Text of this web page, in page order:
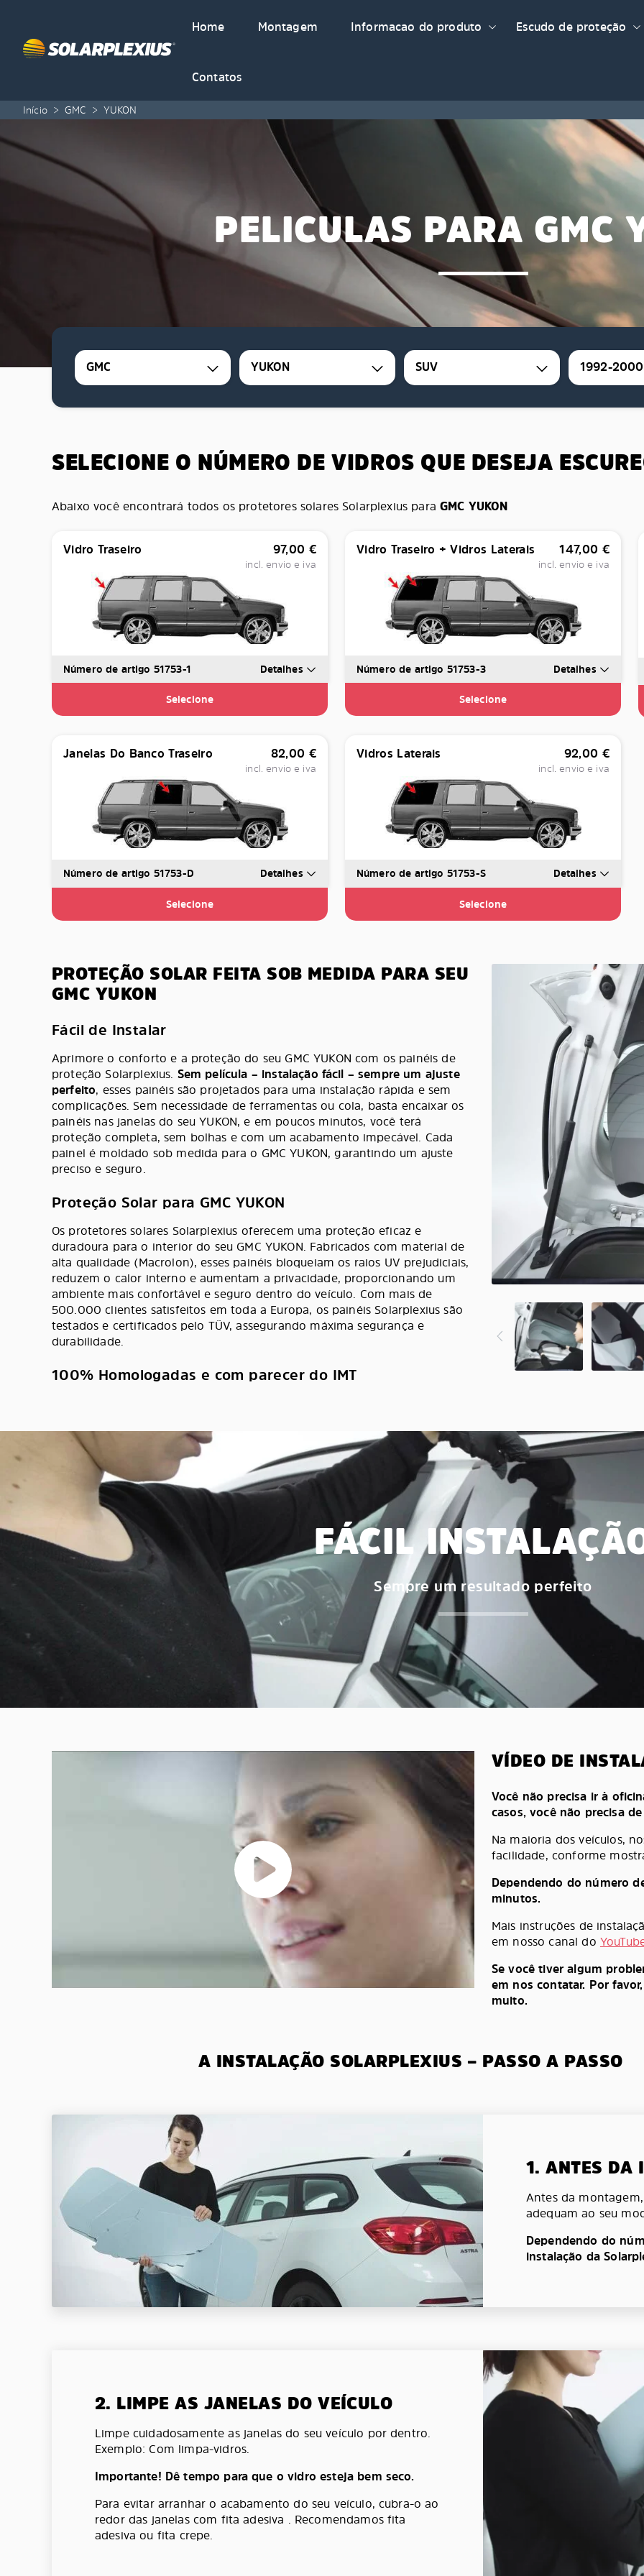
Home
Montagem Informacao do produto Escudo de proteção
Contatos
Início > GMC > YUKON
PELICULAS PARA GMC
GMC YUKON SUV 1992-2000
SELECIONE O NÚMERO DE VIDROS QUE DESEJA
Abaixo você encontrará todos os protetores solares Solarplexius paraGMC YUKON
Vidro Traseiro 97,00 €
incl. envio e iva
Número de artigo 51753-1 Detalhes
Selecione
Vidro Traseiro + Vidros Laterais 147,00 €
incl. envio e iva
Número de artigo 51753-3 Detalhes
Selecione
Janelas Do Banco Traseiro 82,00 €
incl. envio e iva
Número de artigo 51753-D Detalhes
Selecione
Vidros Laterais 92,00 €
incl. envio e iva
Número de artigo 51753-S Detalhes
Selecione
PROTEÇÃO SOLAR FEITA SOB MEDIDA PARA SEU
GMC YUKON
Fácil de Instalar
Aprimore o conforto e a proteção do seu GMC YUKON com os painéis de
proteção Solarplexius. Sem película – instalação fácil – sempre um ajuste
perfeito, esses painéis são projetados para uma instalação rápida e sem
complicações. Sem necessidade de ferramentas ou cola, basta encaixar os
painéis nas janelas do seu YUKON, e em poucos minutos, você terá
proteção completa, sem bolhas e com um acabamento impecável. Cada
painel é moldado sob medida para o GMC YUKON, garantindo um ajuste
preciso e seguro.
Proteção Solar para GMC YUKON
Os protetores solares Solarplexius oferecem uma proteção eficaz e
duradoura para o interior do seu GMC YUKON. Fabricados com material de
alta qualidade (Macrolon), esses painéis bloqueiam os raios UV prejudiciais,
reduzem o calor interno e aumentam a privacidade, proporcionando um
ambiente mais confortável e seguro dentro do veículo. Com mais de
500.000 clientes satisfeitos em toda a Europa, os painéis Solarplexius são
testados e certificados pelo TÜV, assegurando máxima segurança e
durabilidade.
100% Homologadas e com parecer do IMT
FÁCIL
Sempre um resultado perfeito
VÍDEO DE
Você não precisa ir à
casos, você não precisa
Na maioria dos veículos,
facilidade, conforme
Dependendo do número
minutos.
Mais instruções de
em nosso canal do
Se você tiver algum
em nos contatar. Por
muito.
A INSTALAÇÃO SOLARPLEXIUS – PASSO A PASSO
1. ANTES DA
Antes da
adequam ao seu
Dependendo do
instalação da
2. LIMPE AS JANELAS DO VEÍCULO
Limpe cuidadosamente as janelas do seu veículo por dentro.
Exemplo: Com limpa-vidros.
Importante! Dê tempo para que o vidro esteja bem seco.
Para evitar arranhar o acabamento do seu veículo, cubra-o ao
redor das janelas com fita adesiva . Recomendamos fita
adesiva ou fita crepe.